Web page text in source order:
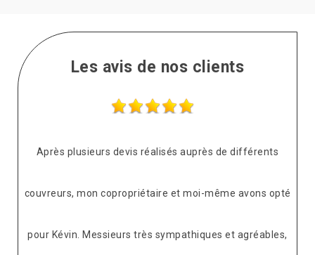
Les avis de nos clients
Après plusieurs devis réalisés auprès de différents
couvreurs, mon copropriétaire et moi-même avons opté
pour Kévin. Messieurs très sympathiques et agréables,